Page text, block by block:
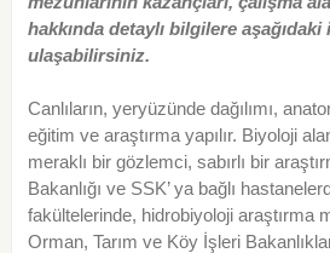
hakkında detaylı bilgilere
ulaşabilirsiniz.
Canlıların, yeryüzünde dağılımı,
eğitim ve araştırma yapılır. Biyoloji
meraklı bir gözlemci, sabırlı bir
Bakanlığı ve SSK’ ya bağlı
fakültelerinde, hidrobiyoloji araştırma
Orman, Tarım ve Köy İşleri